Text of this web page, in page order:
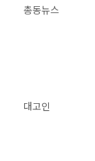
총동뉴스
대고인